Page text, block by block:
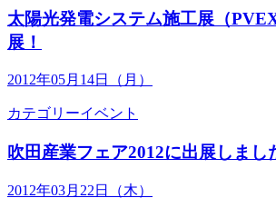
太陽光発電システム施工展（
展！
2012年05月14日（月）
カテゴリーイベント
吹田産業フェア2012に出展しまし
2012年03月22日（木）